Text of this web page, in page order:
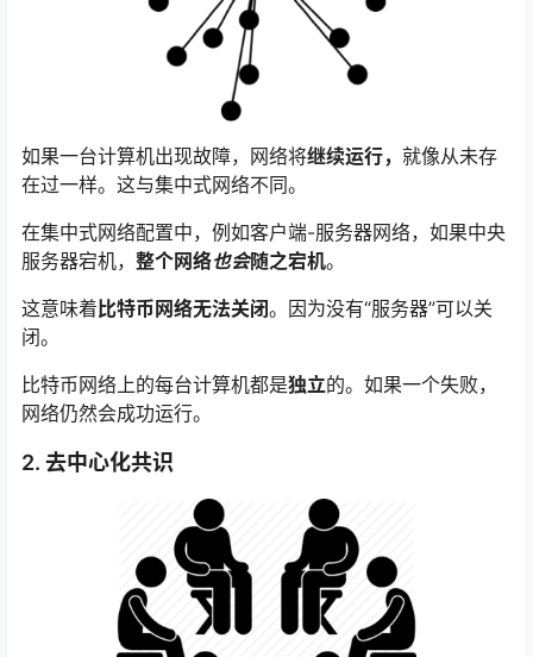
如果一台计算机出现故障，网络将继续运行， 就像从未存
在过一样。这与集中式网络不同。
在集中式网络配置中，例如客户端-服务器网络，如果中央
服务器宕机， 整个网络也会随之宕机。
这意味着比特币网络无法关闭。因为没有“服务器”可以关
闭。
比特币网络上的每台计算机都是独立的。如果一个失败，
网络仍然会成功运行。
2. 去中心化共识